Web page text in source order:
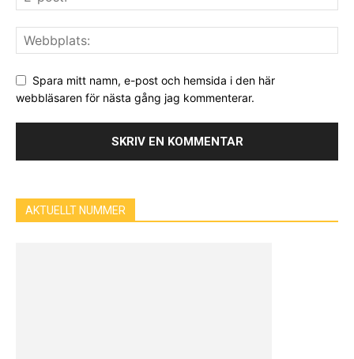
Spara mitt namn, e-post och hemsida i den här
webbläsaren för nästa gång jag kommenterar.
AKTUELLT NUMMER